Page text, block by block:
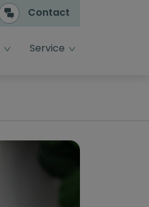
Contact
dropdown toggle
Service dropdown toggle